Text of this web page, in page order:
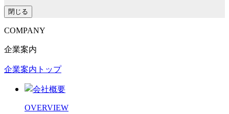
閉じる
COMPANY
企業案内
企業案内トップ
OVERVIEW